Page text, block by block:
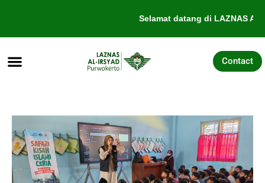
konten
Selamat datang di LAZNAS Al-
Contact